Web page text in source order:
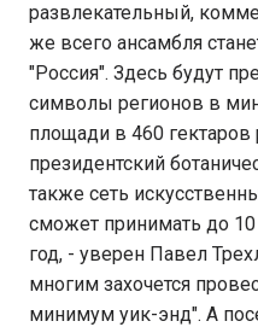
развлекательный,
же всего ансамбля
"Россия". Здесь будут
символы регионов в
площади в 460 гектаров
президентский
также сеть
сможет принимать до
год, - уверен Павел
многим захочется
минимум уик-энд". А